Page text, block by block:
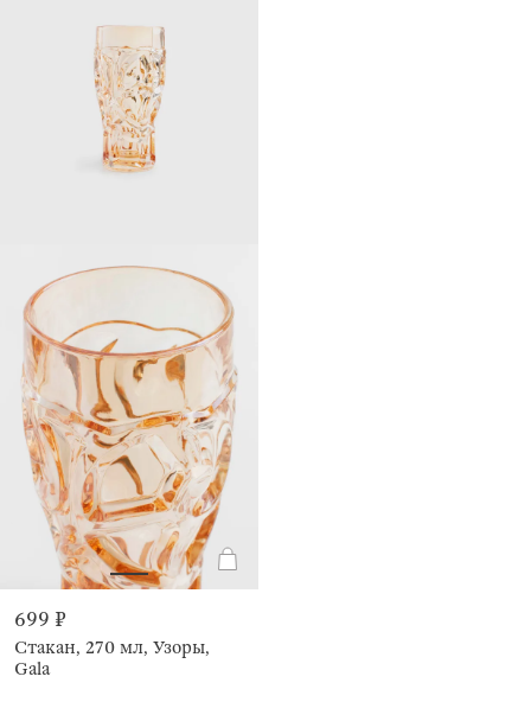
699 ₽
Стакан, 270 мл, Узоры,
Gala